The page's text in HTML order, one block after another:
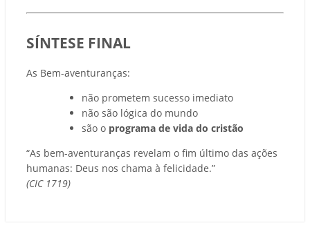
SÍNTESE FINAL
As Bem-aventuranças:
não prometem sucesso imediato
não são lógica do mundo
são o programa de vida do cristão
“As bem-aventuranças revelam o fim último das ações
humanas: Deus nos chama à felicidade.”
(CIC 1719)